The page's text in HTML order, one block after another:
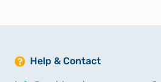
Help & Contact